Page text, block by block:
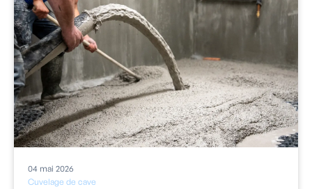
Cuvelage de cave
04 mai 2026